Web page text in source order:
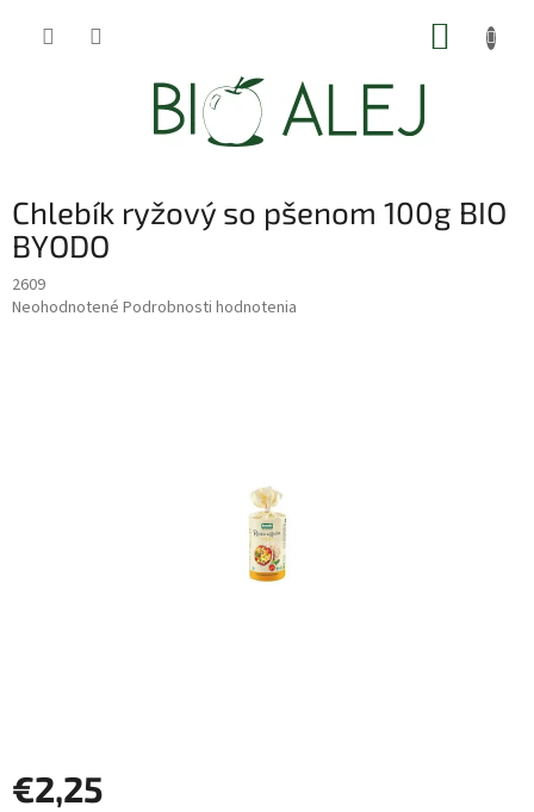
Chlebík ryžový so pšenom 100g BIO
BYODO
2609
Priemerné
Neohodnotené Podrobnosti hodnotenia
€2,25